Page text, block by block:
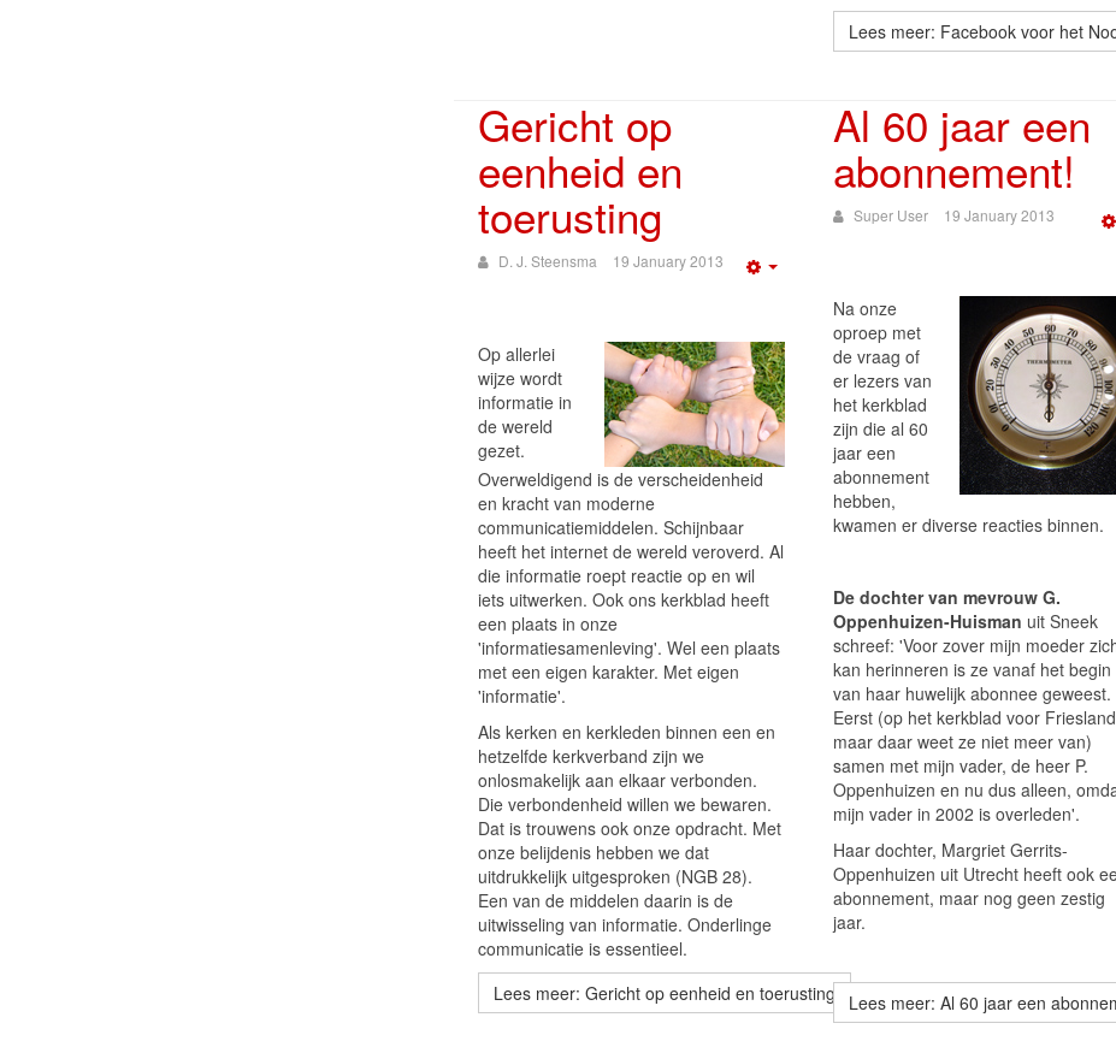
Lees meer: Facebook voor het
Gericht op
eenheid en
toerusting
D. J. Steensma 19 January 2013
Op allerlei
wijze wordt
informatie in
de wereld
gezet.
Overweldigend is de verscheidenheid
en kracht van moderne
communicatiemiddelen. Schijnbaar
heeft het internet de wereld veroverd. Al
die informatie roept reactie op en wil
iets uitwerken. Ook ons kerkblad heeft
een plaats in onze
'informatiesamenleving'. Wel een plaats
met een eigen karakter. Met eigen
'informatie'.
Als kerken en kerkleden binnen een en
hetzelfde kerkverband zijn we
onlosmakelijk aan elkaar verbonden.
Die verbondenheid willen we bewaren.
Dat is trouwens ook onze opdracht. Met
onze belijdenis hebben we dat
uitdrukkelijk uitgesproken (NGB 28).
Een van de middelen daarin is de
uitwisseling van informatie. Onderlinge
communicatie is essentieel.
Lees meer: Gericht op eenheid en toerusting
Al 60 jaar een
abonnement!
Super User 19 January 2013
Na onze
oproep met
de vraag of
er lezers van
het kerkblad
zijn die al 60
jaar een
abonnement
hebben,
kwamen er diverse reacties binnen.
De dochter van mevrouw G.
Oppenhuizen-Huisman uit Sneek
schreef: 'Voor zover mijn moeder
kan herinneren is ze vanaf het begin
van haar huwelijk abonnee geweest.
Eerst (op het kerkblad voor
maar daar weet ze niet meer van)
samen met mijn vader, de heer P.
Oppenhuizen en nu dus alleen,
mijn vader in 2002 is overleden'.
Haar dochter, Margriet Gerrits-
Oppenhuizen uit Utrecht heeft ook
abonnement, maar nog geen zestig
jaar.
Lees meer: Al 60 jaar een